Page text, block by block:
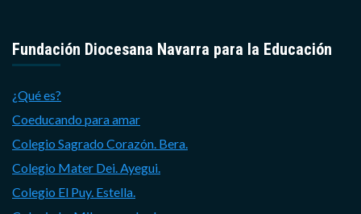
Fundación Diocesana Navarra para la Educación
¿Qué es?
Coeducando para amar
Colegio Sagrado Corazón. Bera.
Colegio Mater Dei. Ayegui.
Colegio El Puy. Estella.